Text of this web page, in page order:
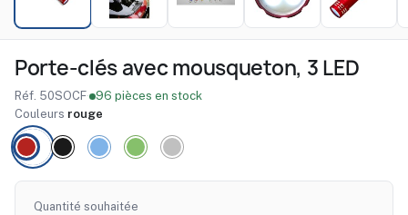
Porte-clés avec mousqueton, 3 LED
Réf. 50SOCF· 96 pièces en stock
Couleurs rouge
Quantité souhaitée